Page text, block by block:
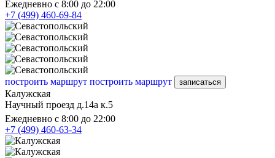
Ежедневно с 8:00 до 22:00
+7 (499) 460-69-84
построить маршрут построить маршрут записаться
Калужская
Научный проезд д.14а к.5
Ежедневно с 8:00 до 22:00
+7 (499) 460-63-34